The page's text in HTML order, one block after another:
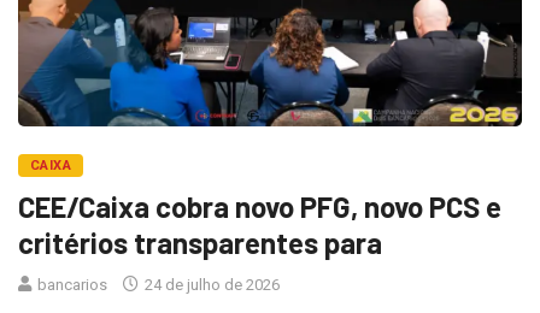
CAIXA
CEE/Caixa cobra novo PFG, novo PCS e
critérios transparentes para
bancarios 24 de julho de 2026